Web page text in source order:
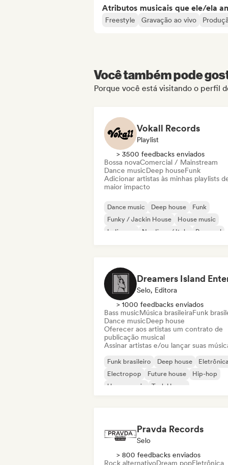
Atributos musicais que ele/ela
Freestyle Gravação ao vivo
Você também pode
Porque você está visitando o perfil
Vokall Records
Playlist
> 3500 feedbacks enviados
Bossa novaComercial / Mainstream
Dance musicDeep houseFunk
Adicionar artistas às minhas playlists
maior impacto
Dance music Deep house
Funk
Funky / Jackin House
House music
Indie pop
Nu-disco / Italo Pop soul
Selo, Editora
> 1000 feedbacks enviados
Bass musicMúsica brasileiraFunk
Dance musicDeep house
Oferecer aos artistas um contrato de
publicação musical
Assinar artistas e/ou lançar suas
Funk brasileiro Deep house
Eletrônica
Electropop
Future house
Hip-hop
House music
Tech House
Pravda Records
Selo
> 800 feedbacks enviados
Rock alternativoDream popEletrônica